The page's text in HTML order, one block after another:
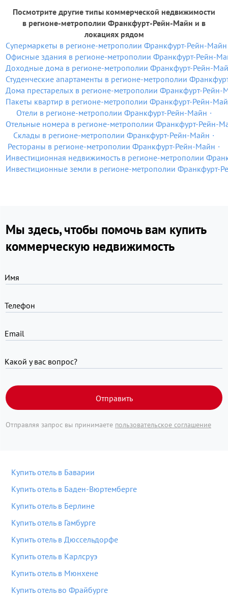
Посмотрите другие типы коммерческой недвижимости
в регионе-метрополии Франкфурт-Рейн-Майн и в
локациях рядом
Супермаркеты в регионе-метрополии Франкфурт-Рейн-Майн
Офисные здания в регионе-метрополии Франкфурт-Рейн-
Доходные дома в регионе-метрополии Франкфурт-Рейн-
Студенческие апартаменты в регионе-метрополии
Дома престарелых в регионе-метрополии Франкфурт-Рейн-
Пакеты квартир в регионе-метрополии Франкфурт-Рейн-
Отели в регионе-метрополии Франкфурт-Рейн-Майн
Отельные номера в регионе-метрополии Франкфурт-Рейн-
Склады в регионе-метрополии Франкфурт-Рейн-Майн
Рестораны в регионе-метрополии Франкфурт-Рейн-Майн
Инвестиционная недвижимость в регионе-метрополии
Инвестиционные земли в регионе-метрополии Франкфурт-
Мы здесь, чтобы помочь вам купить
коммерческую недвижимость
Имя
Телефон
Email
Какой у вас вопрос?
Отправить
Отправляя запрос вы принимаете пользовательское соглашение
Купить отель в Баварии
Купить отель в Баден-Вюртемберге
Купить отель в Берлине
Купить отель в Гамбурге
Купить отель в Дюссельдорфе
Купить отель в Карлсруэ
Купить отель в Мюнхене
Купить отель во Фрайбурге